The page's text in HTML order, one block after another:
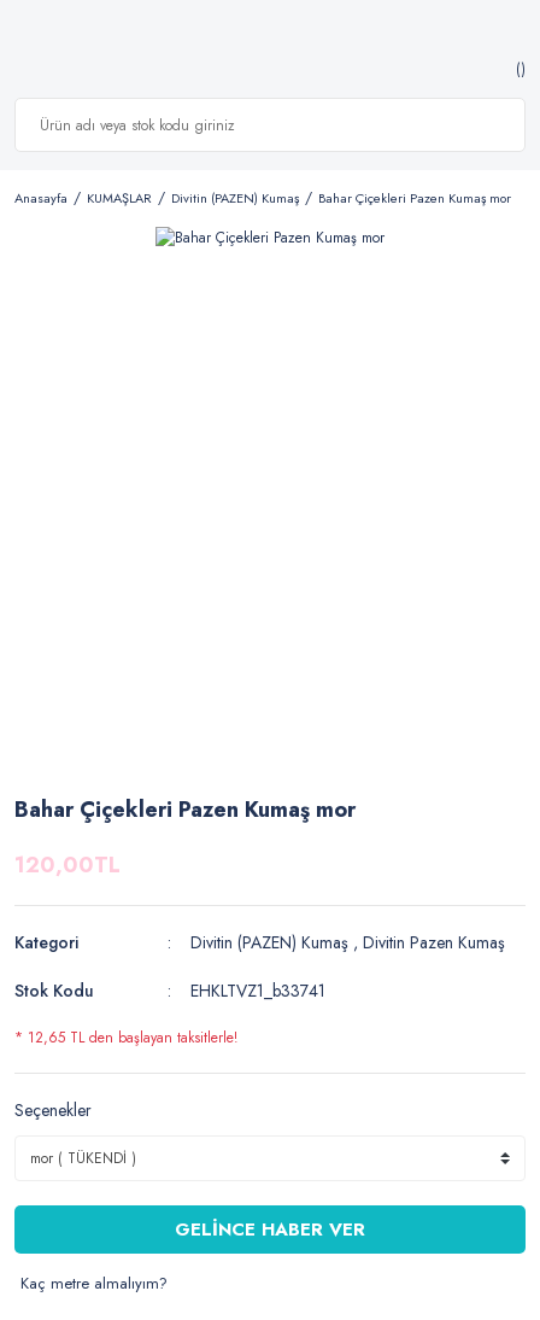
Anasayfa KUMAŞLAR Divitin (PAZEN) Kumaş Bahar Çiçekleri Pazen Kumaş mor
Bahar Çiçekleri Pazen Kumaş mor
120,00TL
Kategori Divitin (PAZEN) Kumaş ,Divitin Pazen Kumaş
Stok Kodu
EHKLTVZ1_b33741
* 12,65 TL den başlayan taksitlerle!
Seçenekler
GELİNCE HABER VER
Kaç metre almalıyım?